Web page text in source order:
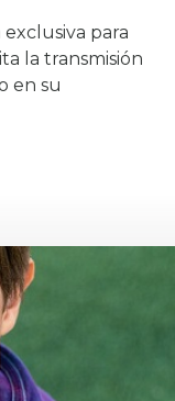
para
la transmisión
en su